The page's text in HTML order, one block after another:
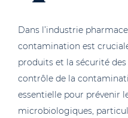
Dans l’industrie
contamination est
produits et la sécurité
contrôle de la
essentielle pour prévenir
microbiologiques,